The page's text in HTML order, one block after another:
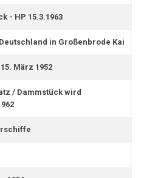
- HP 15.3.1963
in Großenbrode Kai
März 1952
/ Dammstück wird